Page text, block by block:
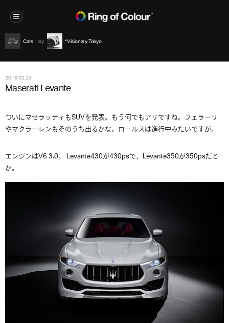
Cars *Visionary Tokyo
2016.02.20
Maserati Levante
ついにマセラッティもSUVを発表。もう何でもアリですね。フェラーリ
やマクラーレンもそのうち出るかな。ロールスは進行中みたいですが。
エンジンはV6 3.0。 Levante430が430psで、Levante350が350psだと
か。